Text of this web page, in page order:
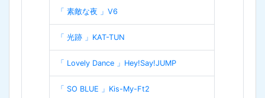
「 素敵な夜 」V6
「 光跡 」KAT-TUN
「 Lovely Dance 」Hey!Say!JUMP
「 SO BLUE 」Kis-My-Ft2